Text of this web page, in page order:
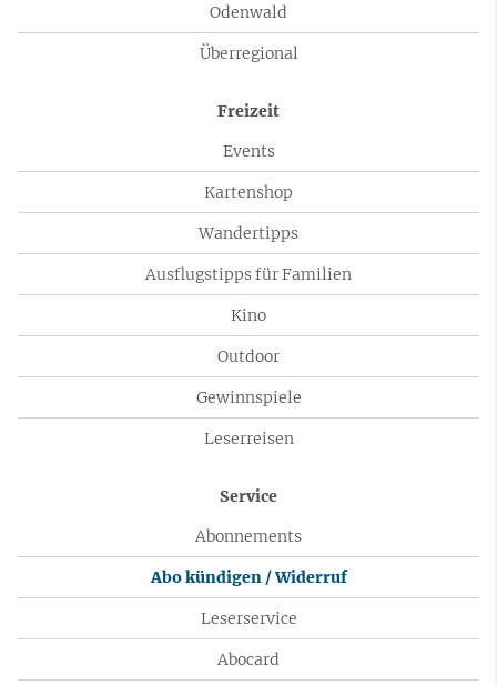
Odenwald
Überregional
Freizeit
Events
Kartenshop
Wandertipps
Ausflugstipps für Familien
Kino
Outdoor
Gewinnspiele
Leserreisen
Service
Abonnements
Abo kündigen / Widerruf
Leserservice
Abocard